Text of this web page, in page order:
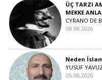
ÜÇ TARZI
MEKKE
CYRANO DE
08.08.2026
Neden
YUSUF
05.08.2026